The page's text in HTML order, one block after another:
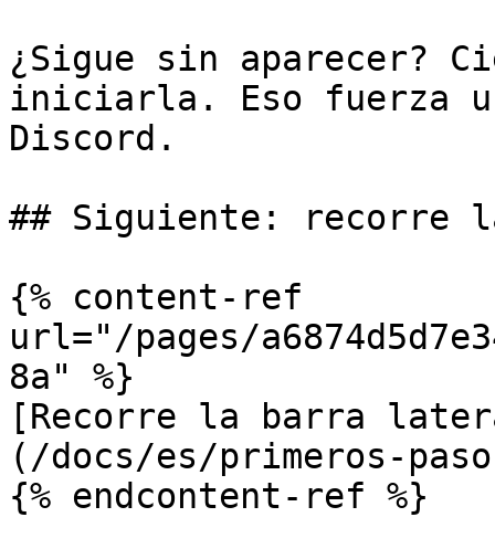
¿Sigue sin aparecer?
iniciarla. Eso fuerza
Discord.
## Siguiente: recorre
{% content-ref
url="/pages/
8a" %}
[Recorre la barra
(/docs/es/primeros-
{% endcontent-ref %}